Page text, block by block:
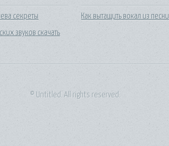
секреты
звуков скачать
Как вытащить вокал из песни
© Untitled. All rights reserved.